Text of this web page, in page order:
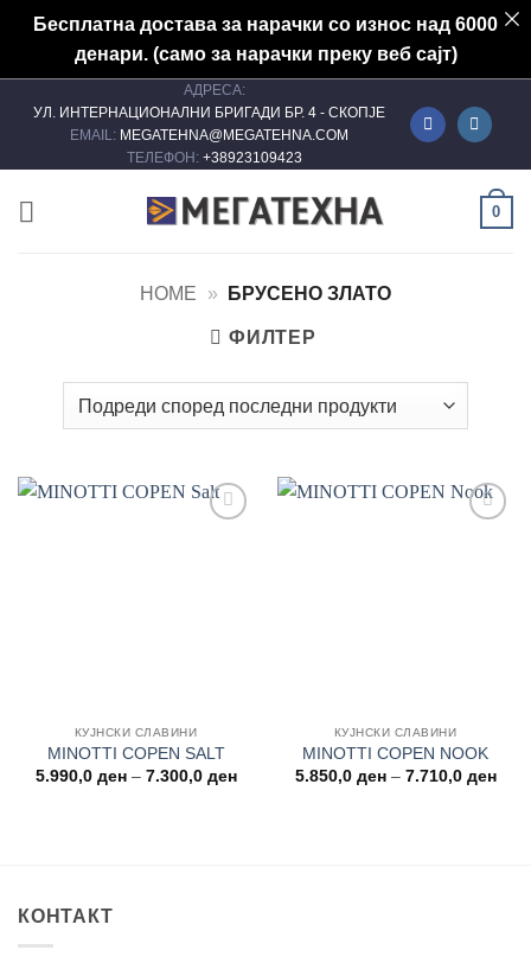
Бесплатна достава за нарачки со износ над 6000
денари. (само за нарачки преку веб сајт)
АДРЕСА:
УЛ. ИНТЕРНАЦИОНАЛНИ БРИГАДИ БР. 4 - СКОПЈЕ
EMAIL: MEGATEHNA@MEGATEHNA.COM
ТЕЛЕФОН: +38923109423
0
HOME » БРУСЕНО ЗЛАТО
ФИЛТЕР
КУЈНСКИ СЛАВИНИ
MINOTTI COPEN SALT
5.990,0 ден – 7.300,0 денPrice
КУЈНСКИ СЛАВИНИ
MINOTTI COPEN NOOK
5.850,0 ден – 7.710,0 ден
КОНТАКТ